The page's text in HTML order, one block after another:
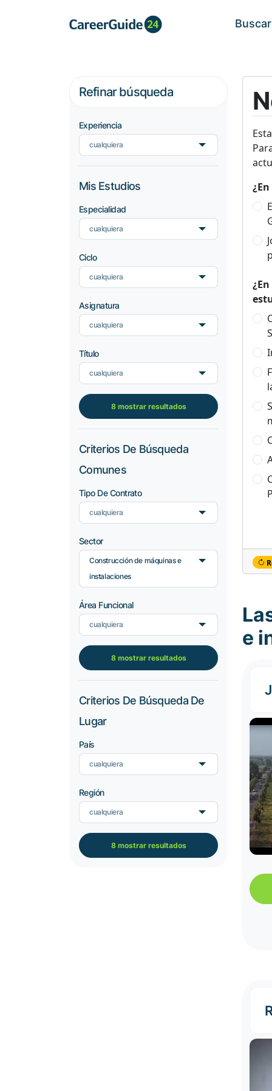
Buscar
Refinar búsqueda
Experiencia
cualquiera
Mis Estudios
Especialidad
cualquiera
Ciclo
cualquiera
Asignatura
cualquiera
Título
cualquiera
8 mostrar resultados
Criterios De Búsqueda
Comunes
Tipo De Contrato
cualquiera
Sector
Construcción de máquinas e
instalaciones
Área Funcional
cualquiera
8 mostrar resultados
Criterios De Búsqueda De
Lugar
País
cualquiera
Región
cualquiera
8 mostrar resultados
e